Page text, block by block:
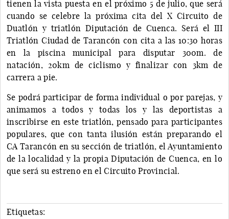
tienen la vista puesta en el próximo 5 de julio, que será
cuando se celebre la próxima cita del X Circuito de
Duatlón y triatlón Diputación de Cuenca. Será el III
Triatlón Ciudad de Tarancón con cita a las 10:30 horas
en la piscina municipal para disputar 300m. de
natación, 20km de ciclismo y finalizar con 3km de
carrera a pie.
Se podrá participar de forma individual o por parejas, y
animamos a todos y todas los y las deportistas a
inscribirse en este triatlón, pensado para participantes
populares, que con tanta ilusión están preparando el
CA Tarancón en su sección de triatlón, el Ayuntamiento
de la localidad y la propia Diputación de Cuenca, en lo
que será su estreno en el Circuito Provincial.
Etiquetas: